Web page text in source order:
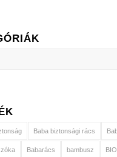
Baba biztonsági rács
Babarács bambusz